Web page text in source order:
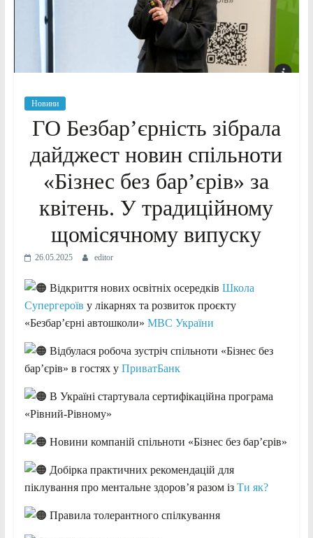
Новини
ГО Безбар’єрність зібрала
дайджест новин спільноти
«Бізнес без бар’єрів» за
квітень. У традиційному
щомісячному випуску
26.05.2025 editor
Відкриття нових освітніх осередків Школа
Супергероїв у лікарнях та розвиток проєкту
«Безбар’єрні автошколи» МВС України
Відбулася робоча зустріч спільноти «Бізнес без
бар’єрів» в гостях у ПриватБанк
В Україні стартувала сертифікаційна програма
«Рівний-Рівному»
Новини компаній спільноти «Бізнес без бар’єрів»
Добірка практичних рекомендацій для
піклування про ментальне здоров’я разом із Ти як?
Правила толерантного спілкування